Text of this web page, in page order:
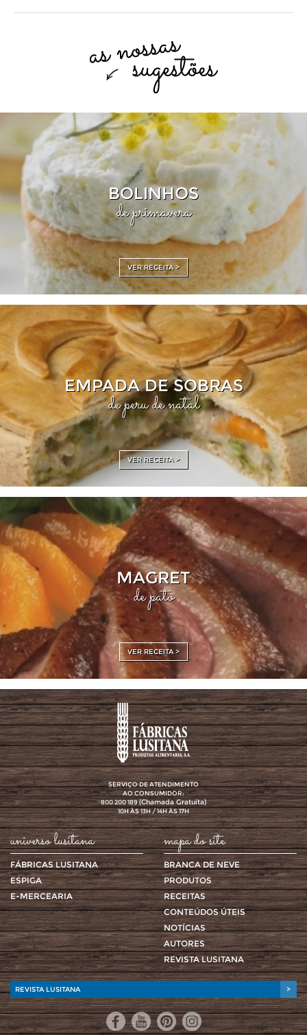
BOLINHOS
de primavera
VER RECEITA >
EMPADA DE SOBRAS
de peru de natal
VER RECEITA >
MAGRET
de pato
VER RECEITA >
SERVIÇO DE ATENDIMENTO
AO CONSUMIDOR:
800 200 189(Chamada Gratuita)
10H ÀS 13H / 14H ÀS 17H
universo lusitana
FÁBRICAS LUSITANA
ESPIGA
E-MERCEARIA
mapa do site
BRANCA DE NEVE
PRODUTOS
RECEITAS
CONTEÚDOS ÚTEIS
NOTÍCIAS
AUTORES
REVISTA LUSITANA
REVISTA LUSITANA >